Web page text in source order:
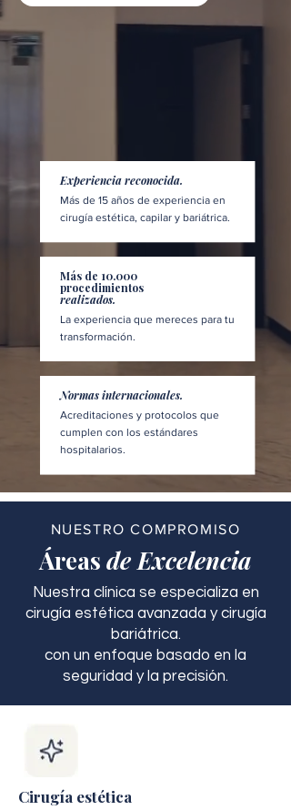
Experiencia reconocida.
Más de 15 años de experiencia en
cirugía estética, capilar y bariátrica.
Más de 10.000
procedimientos
realizados.
La experiencia que mereces para tu
transformación.
Normas internacionales.
Acreditaciones y protocolos que
cumplen con los estándares
hospitalarios.
NUESTRO COMPROMISO
Áreas de Excelencia
Nuestra clínica se especializa en
cirugía estética avanzada y cirugía
bariátrica.
con un enfoque basado en la
seguridad y la precisión.
Cirugía estética